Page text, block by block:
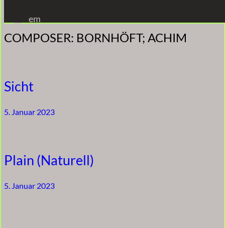
Inhalt
springen
em
COMPOSER: BORNHÖFT; ACHIM
Sicht
5. Januar 2023
Plain (Naturell)
5. Januar 2023